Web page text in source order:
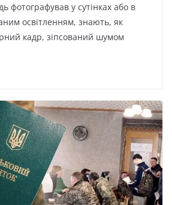
фотографував у сутінках або в
освітленням, знають, як
кадр, зіпсований шумом